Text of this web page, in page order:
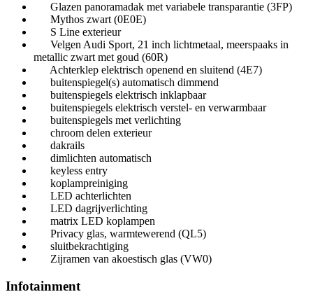
Glazen panoramadak met variabele transparantie (3FP)
Mythos zwart (0E0E)
S Line exterieur
Velgen Audi Sport, 21 inch lichtmetaal, meerspaaks in
metallic zwart met goud (60R)
Achterklep elektrisch openend en sluitend (4E7)
buitenspiegel(s) automatisch dimmend
buitenspiegels elektrisch inklapbaar
buitenspiegels elektrisch verstel- en verwarmbaar
buitenspiegels met verlichting
chroom delen exterieur
dakrails
dimlichten automatisch
keyless entry
koplampreiniging
LED achterlichten
LED dagrijverlichting
matrix LED koplampen
Privacy glas, warmtewerend (QL5)
sluitbekrachtiging
Zijramen van akoestisch glas (VW0)
Infotainment